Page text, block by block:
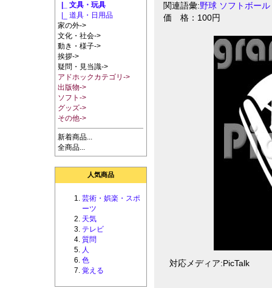
|_ 文具・玩具
|_ 道具・日用品
家の外->
文化・社会->
動き・様子->
挨拶->
疑問・見当識->
アドホックカテゴリ->
出版物->
ソフト->
グッズ->
その他->
新着商品...
全商品...
人気商品
芸術・娯楽・スポ
ーツ
天気
テレビ
質問
人
色
覚える
関連語彙:野球 ソフトボール
価 格：100円
対応メディア:PicTalk